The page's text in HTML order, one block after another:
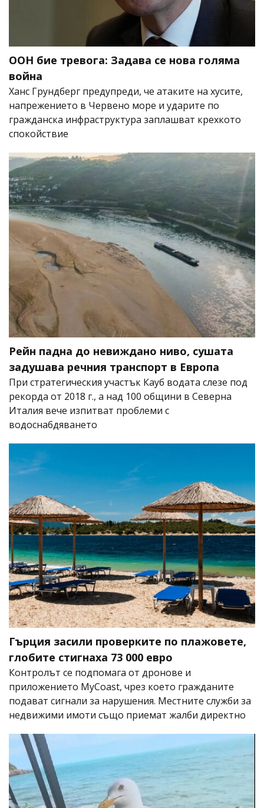
ООН бие тревога: Задава се нова голяма
война
Ханс Грундберг предупреди, че атаките на хусите,
напрежението в Червено море и ударите по
гражданска инфраструктура заплашват крехкото
спокойствие
Рейн падна до невиждано ниво, сушата
задушава речния транспорт в Европа
При стратегическия участък Кауб водата слезе под
рекорда от 2018 г., а над 100 общини в Северна
Италия вече изпитват проблеми с
водоснабдяването
Гърция засили проверките по плажовете,
глобите стигнаха 73 000 евро
Контролът се подпомага от дронове и
приложението MyCoast, чрез което гражданите
подават сигнали за нарушения. Местните служби за
недвижими имоти също приемат жалби директно